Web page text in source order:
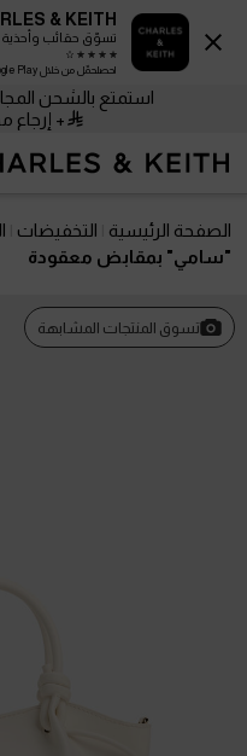
استمتع بالشحن
+ إرجاع
الصفحة الرئيسية التخفيضات
"سامي" بمقابض معقودة
تسوق المنتجات المشابهة
& KEITH
تسوّق حقائب وأحذية
احصلحمّل من خلال Google Play